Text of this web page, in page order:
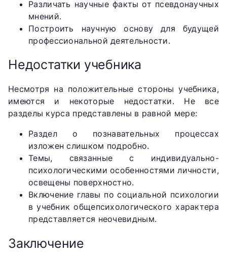
Различать научные факты от псевдонаучных
мнений.
Построить научную основу для будущей
профессиональной деятельности.
Недостатки учебника
Несмотря на положительные стороны учебника,
имеются и некоторые недостатки. Не все
разделы курса представлены в равной мере:
Раздел о познавательных процессах
изложен слишком подробно.
Темы, связанные с индивидуально-
психологическими особенностями личности,
освещены поверхностно.
Включение главы по социальной психологии
в учебник общепсихологического характера
представляется неочевидным.
Заключение